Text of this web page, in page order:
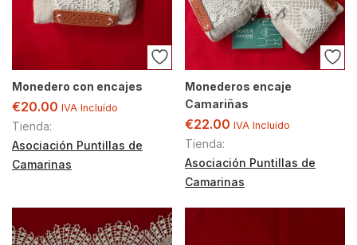
Monedero con encajes
€20.00 IVA Incluído
Tienda:
Asociación Puntillas de
Camarinas
Monederos encaje
Camariñas
€22.00 IVA Incluído
Tienda:
Asociación Puntillas de
Camarinas